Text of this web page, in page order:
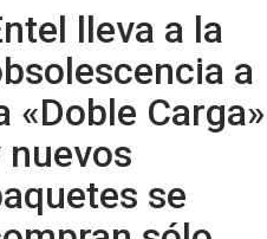
lleva a la
a
«Doble Carga»
nuevos
se